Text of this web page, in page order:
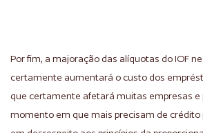
Por fim, a majoração das alíquotas do IOF
certamente aumentará o custo dos
que certamente afetará muitas empresas e
momento em que mais precisam de crédito